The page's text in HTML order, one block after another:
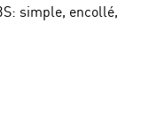
simple, encollé,